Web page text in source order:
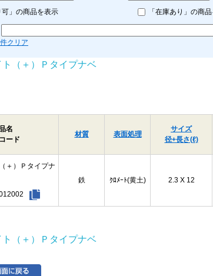
可」の商品を表示 「在庫あり」の商
クリア
（＋）Ｐタイプナベ
名
ード
材質 表面処理
サイズ
径+長さ(ℓ)
＋）Ｐタイプナ
鉄 ｸﾛﾒｰﾄ(黄土) 2.3 X 12
（＋）Ｐタイプナベ